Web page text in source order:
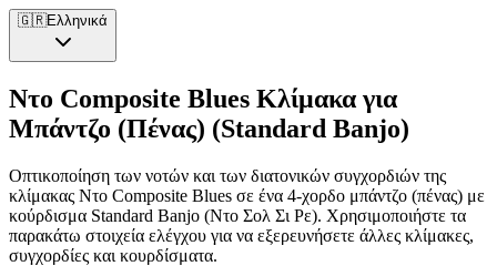
🇬🇷Ελληνικά
Ντο Composite Blues Κλίμακα για
Μπάντζο (Πένας) (Standard Banjo)
Οπτικοποίηση των νοτών και των διατονικών συγχορδιών της
κλίμακας Ντο Composite Blues σε ένα 4-χορδο μπάντζο (πένας) με
κούρδισμα Standard Banjo (Ντο Σολ Σι Ρε). Χρησιμοποιήστε τα
παρακάτω στοιχεία ελέγχου για να εξερευνήσετε άλλες κλίμακες,
συγχορδίες και κουρδίσματα.